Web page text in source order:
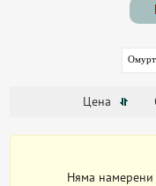
Цена
Няма намерени